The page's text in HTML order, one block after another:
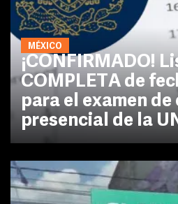
MÉXICO
¡CONFIRMADO!
COMPLETA de
para el examen
presencial de la